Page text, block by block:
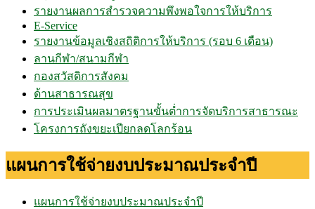
รายงานผลการสำรวจความพึงพอใจการให้บริการ
E-Service
รายงานข้อมูลเชิงสถิติการให้บริการ (รอบ 6 เดือน)
ลานกีฬา/สนามกีฬา
กองสวัสดิการสังคม
ด้านสาธารณสุข
การประเมินผลมาตรฐานขั้นต่ำการจัดบริการสาธารณะ
โครงการถังขยะเปียกลดโลกร้อน
แผนการใช้จ่ายงบประมาณประจำปี
แผนการใช้จ่ายงบประมาณประจำปี